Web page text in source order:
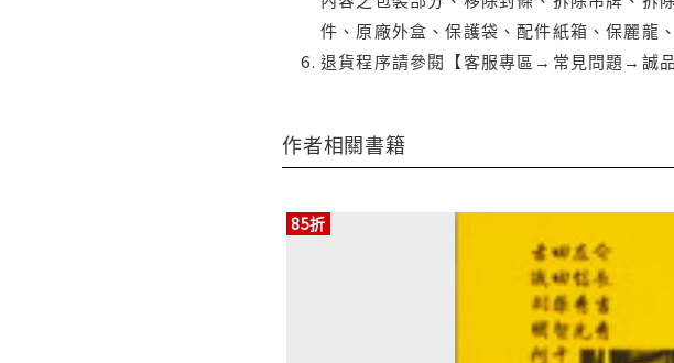
件、原廠外盒、保護袋、配件紙箱、保麗龍
退貨程序請參閱【客服專區→常見問題→誠
作者相關書籍
85折